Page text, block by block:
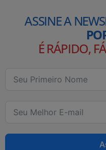
ASSINE A
É RÁPIDO,